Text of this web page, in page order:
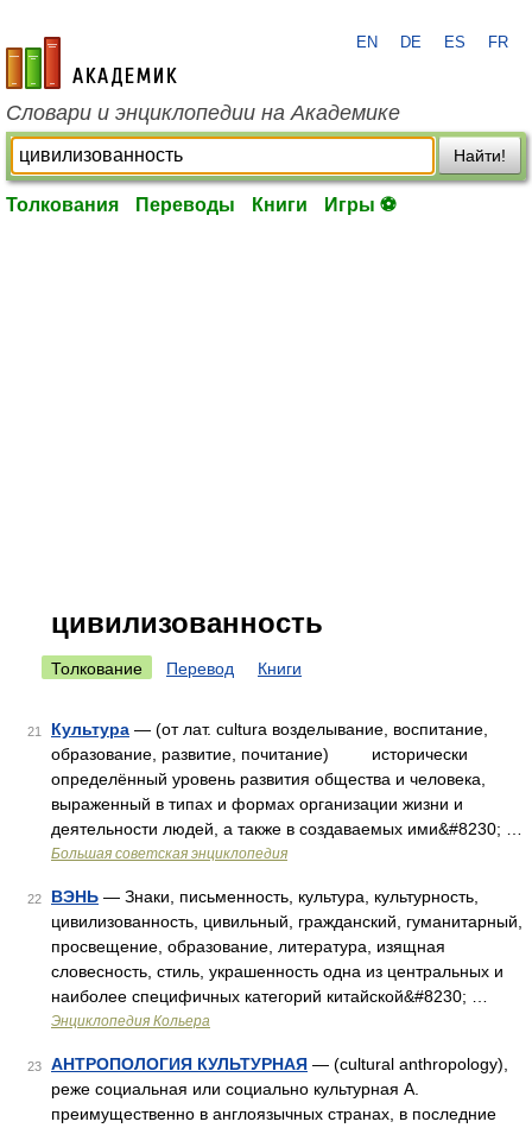
academic.ru
EN DE ES FR
Словари и энциклопедии на Академике
Найти!
Толкования Переводы Книги Игры ⚽
цивилизованность
Толкование Перевод Книги
21 Культура — (от лат. cultura возделывание, воспитание,
образование, развитие, почитание) исторически
определённый уровень развития общества и человека,
выраженный в типах и формах организации жизни и
деятельности людей, а также в создаваемых ими&#8230; …
Большая советская энциклопедия
22 ВЭНЬ — Знаки, письменность, культура, культурность,
цивилизованность, цивильный, гражданский, гуманитарный,
просвещение, образование, литература, изящная
словесность, стиль, украшенность одна из центральных и
наиболее специфичных категорий китайской&#8230; …
Энциклопедия Кольера
23 АНТРОПОЛОГИЯ КУЛЬТУРНАЯ — (cultural anthropology),
реже социальная или социально культурная А.
преимущественно в англоязычных странах, в последние